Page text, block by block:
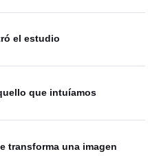
el estudio
que intuíamos
transforma una imagen